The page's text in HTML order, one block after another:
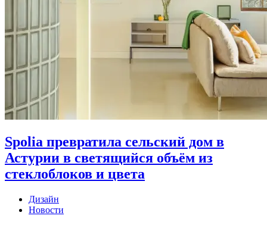
Spolia превратила сельский дом в
Астурии в светящийся объём из
стеклоблоков и цвета
Дизайн
Новости